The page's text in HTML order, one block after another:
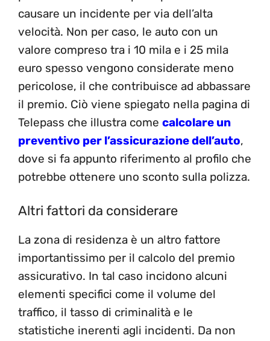
causare un incidente per via dell’alta
velocità. Non per caso, le auto con un
valore compreso tra i 10 mila e i 25 mila
euro spesso vengono considerate meno
pericolose, il che contribuisce ad abbassare
il premio. Ciò viene spiegato nella pagina di
Telepass che illustra come calcolare un
preventivo per l’assicurazione dell’auto,
dove si fa appunto riferimento al profilo che
potrebbe ottenere uno sconto sulla polizza.
Altri fattori da considerare
La zona di residenza è un altro fattore
importantissimo per il calcolo del premio
assicurativo. In tal caso incidono alcuni
elementi specifici come il volume del
traffico, il tasso di criminalità e le
statistiche inerenti agli incidenti. Da non